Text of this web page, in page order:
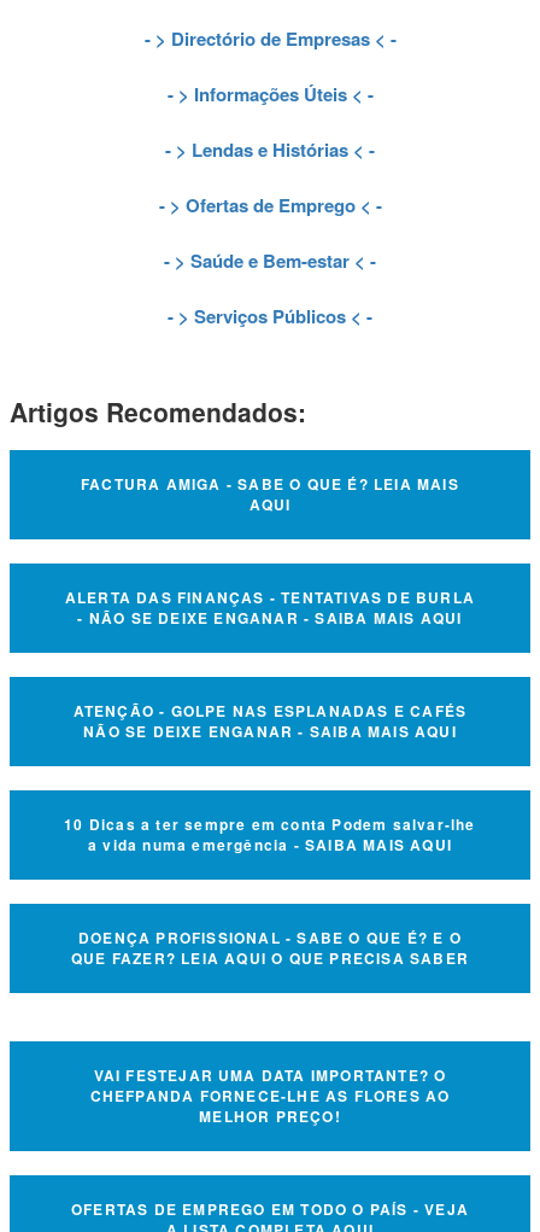
- > Directório de Empresas< -
- > Informações Úteis< -
- > Lendas e Histórias < -
- > Ofertas de Emprego< -
- > Saúde e Bem-estar < -
- > Serviços Públicos < -
Artigos Recomendados:
FACTURA AMIGA - SABE O QUE É? LEIA MAIS
AQUI
ALERTA DAS FINANÇAS - TENTATIVAS DE BURLA
- NÃO SE DEIXE ENGANAR - SAIBA MAIS AQUI
ATENÇÃO - GOLPE NAS ESPLANADAS E CAFÉS
NÃO SE DEIXE ENGANAR - SAIBA MAIS AQUI
10 Dicas a ter sempre em conta Podem salvar-lhe
a vida numa emergência - SAIBA MAIS AQUI
DOENÇA PROFISSIONAL - SABE O QUE É? E O
QUE FAZER? LEIA AQUI O QUE PRECISA SABER
VAI FESTEJAR UMA DATA IMPORTANTE? O
CHEFPANDA FORNECE-LHE AS FLORES AO
MELHOR PREÇO!
OFERTAS DE EMPREGO EM TODO O PAÍS - VEJA